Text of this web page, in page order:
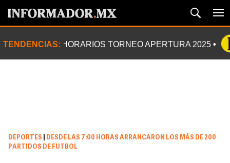
TENDENCIAS: HORARIOS TORNEO APERTURA 2025
DEPORTES
DESDE LAS 7:00 HORAS ARRANCARON LOS MÁS DE 200
PARTIDOS DE FUTBOL